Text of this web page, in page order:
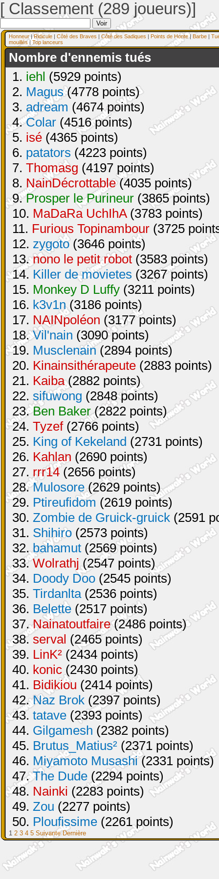
[ Classement (289 joueurs)]
Honneur|Ridicule | Côté des Braves | Côté des Sadiques | Points de Honte| Barbe |
mouillés| Top lanceurs
Nombre d'ennemis tués
1. iehl (5929 points)
2. Magus(4778 points)
3. adream (4674 points)
4.Colar (4516 points)
5. isé (4365 points)
6. patators (4223 points)
7. Thomasg (4197 points)
8. NainDécrottable(4035 points)
9.Prosper le Purineur (3865 points)
10. MaDaRa UchIhA(3783 points)
11. Furious Topinambour (3725
12. zygoto(3646 points)
13.nono le petit robot (3583 points)
14. Killer de movietes (3267 points)
15. Monkey D Luffy (3211 points)
16. k3v1n(3186 points)
17. NAINpoléon (3177 points)
18.Vil'nain (3090 points)
19. Musclenain (2894 points)
20. Kinainsithérapeute (2883 points)
21. Kaiba(2882 points)
22. sifuwong (2848 points)
23.Ben Baker(2822 points)
24. Tyzef(2766 points)
25. King of Kekeland (2731 points)
26. Kahlan (2690 points)
27. rrr14(2656 points)
28.Mulosore(2629 points)
29. Ptireufidom (2619 points)
30. Zombie de Gruick-gruick (2591
31. Shihiro (2573 points)
32.bahamut (2569 points)
33.Wolrathj(2547 points)
34. Doody Doo (2545 points)
35. Tirdanlta(2536 points)
36. Belette (2517 points)
37.Nainatoutfaire(2486 points)
38.serval (2465 points)
39. LinK² (2434 points)
40. konic (2430 points)
41. Bidikiou (2414 points)
42.Naz Brok (2397 points)
43. tatave (2393 points)
44. Gilgamesh (2382 points)
45. Brutus_Matius² (2371 points)
46. Miyamoto Musashi(2331 points)
47.The Dude (2294 points)
48. Nainki (2283 points)
49. Zou (2277 points)
50. Ploufissime (2261 points)
1 2 3 4 5 Suivante Dernière